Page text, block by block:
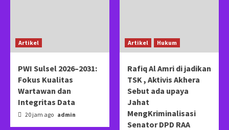
Artikel
PWI Sulsel 2026–2031:
Fokus Kualitas
Wartawan dan
Integritas Data
20 jam ago admin
Artikel Hukum
Rafiq Al Amri di jadikan
TSK , Aktivis Akhera
Sebut ada upaya
Jahat
MengKriminalisasi
Senator DPD RAA